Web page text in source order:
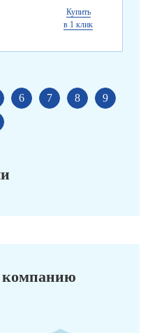
Купить
в 1 клик
6 7 8
9